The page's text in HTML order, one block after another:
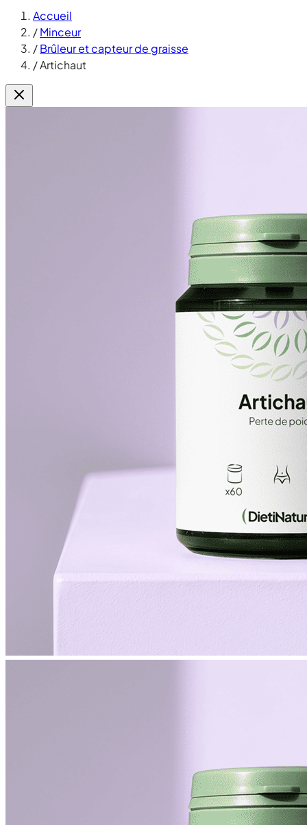
Accueil
/Minceur
/Brûleur et capteur de graisse
/Artichaut